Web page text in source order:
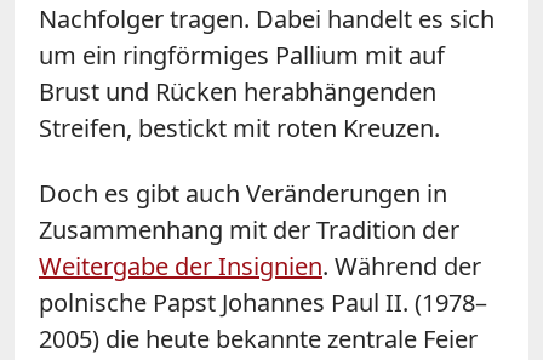
Nachfolger tragen. Dabei handelt es sich
um ein ringförmiges Pallium mit auf
Brust und Rücken herabhängenden
Streifen, bestickt mit roten Kreuzen.
Doch es gibt auch Veränderungen in
Zusammenhang mit der Tradition der
Weitergabe der Insignien. Während der
polnische Papst Johannes Paul II. (1978–
2005) die heute bekannte zentrale Feier